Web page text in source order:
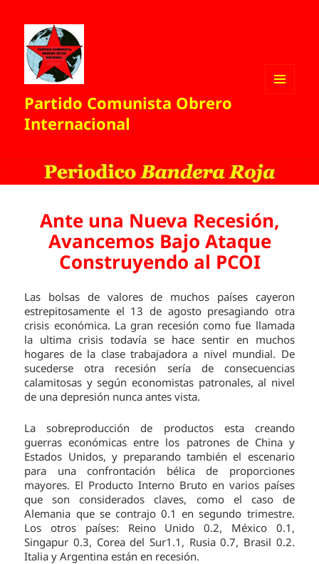
Partido Comunista Obrero
Internacional
Ante una Nueva Recesión,
Avancemos Bajo Ataque
Construyendo al PCOI
Las bolsas de valores de muchos países cayeron
estrepitosamente el 13 de agosto presagiando otra
crisis económica. La gran recesión como fue llamada
la ultima crisis todavía se hace sentir en muchos
hogares de la clase trabajadora a nivel mundial. De
sucederse otra recesión sería de consecuencias
calamitosas y según economistas patronales, al nivel
de una depresión nunca antes vista.
La sobreproducción de productos esta creando
guerras económicas entre los patrones de China y
Estados Unidos, y preparando también el escenario
para una confrontación bélica de proporciones
mayores. El Producto Interno Bruto en varios países
que son considerados claves, como el caso de
Alemania que se contrajo 0.1 en segundo trimestre.
Los otros países: Reino Unido 0.2, México 0.1,
Singapur 0.3, Corea del Sur1.1, Rusia 0.7, Brasil 0.2.
Italia y Argentina están en recesión.